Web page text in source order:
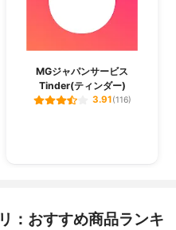
MGジャパンサービス
Tinder(ティンダー)
3.91(116)
：おすすめ商品ランキ